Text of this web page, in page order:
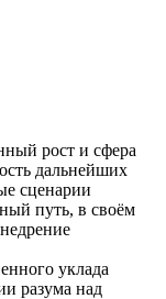
рост и сфера
дальнейших
сценарии
путь, в своём
уклада
разума над